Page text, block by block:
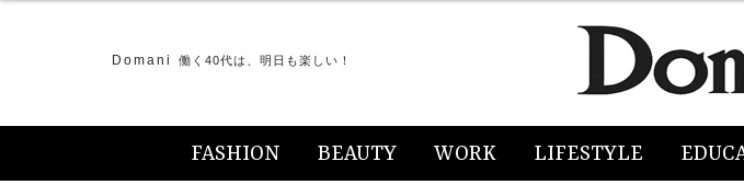
Domani 働く40代は、明日も楽しい！
FASHION BEAUTY WORK LIFESTYLE